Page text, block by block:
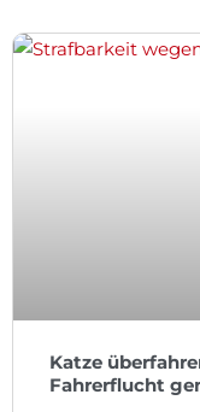
Katze
Fahrerflucht